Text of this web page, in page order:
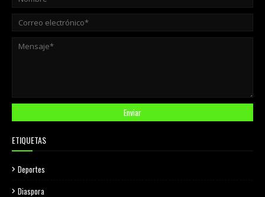
ETIQUETAS
Deportes
Diaspora